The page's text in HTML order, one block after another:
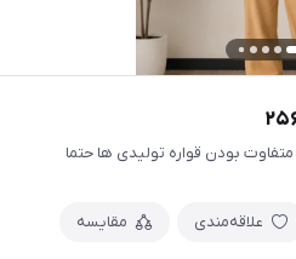
سال) به علت متفاوت بودن قواره تولیدی ها حتما
علاقه‌مندی مقایسه